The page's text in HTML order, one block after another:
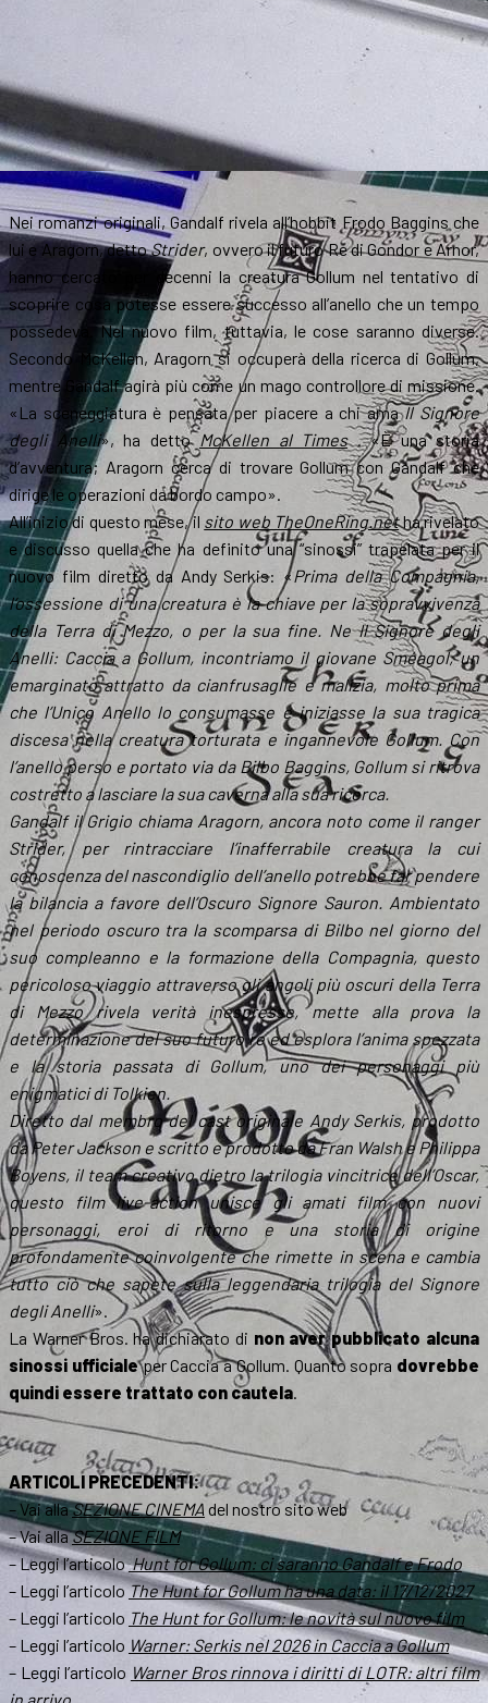
Nei romanzi originali, Gandalf rivela all’hobbit Frodo Baggins che
lui e Aragorn, dettoStrider, ovvero il futuro Re di Gondor e Arnor,
hanno cercato per decenni la creatura Gollum nel tentativo di
scoprire cosa potesse essere successo all’anello che un tempo
possedeva. Nel nuovo film, tuttavia, le cose saranno diverse.
Secondo McKellen, Aragorn si occuperà della ricerca di Gollum,
mentre Gandalf agirà più come un mago controllore di missione.
«La sceneggiatura è pensata per piacere a chi amaIl Signore
degli Anelli», ha dettoMcKellen al Times. «È una storia
d’avventura; Aragorn cerca di trovare Gollum con Gandalf che
dirige le operazioni da bordo campo».
All’inizio di questo mese, il sito web TheOneRing.netha rivelato
e discusso quella che ha definito una “sinossi” trapelata per il
nuovo film diretto da Andy Serkis: «Prima della Compagnia,
l’ossessione di una creatura è la chiave per la sopravvivenza
della Terra di Mezzo, o per la sua fine. Ne Il Signore degli
Anelli: Caccia a Gollum, incontriamo il giovane Sméagol,un
emarginato attratto da cianfrusaglie e malizia, molto prima
che l’Unico Anello lo consumasse e iniziasse la sua tragica
discesa nella creatura torturata e ingannevole Gollum. Con
l’anello perso e portato via da Bilbo Baggins, Gollum si ritrova
costretto a lasciare la sua caverna alla sua ricerca.
Gandalf il Grigio chiama Aragorn, ancora noto come il ranger
Strider, per rintracciare l’inafferrabile creatura la cui
conoscenza del nascondiglio dell’anello potrebbe far pendere
la bilancia a favore dell’Oscuro Signore Sauron. Ambientato
nel periodo oscuro tra la scomparsa di Bilbo nel giorno del
suo compleanno e la formazione della Compagnia, questo
pericoloso viaggio attraverso gli angoli più oscuri della Terra
di Mezzo rivela verità inespresse, mette alla prova la
determinazione del suo futuro re ed esplora l’anima spezzata
e la storia passata di Gollum, uno dei personaggi più
enigmatici di Tolkien.
Diretto dal membro del cast originale Andy Serkis, prodotto
da Peter Jackson e scritto e prodotto da Fran Walsh e Philippa
Boyens, il team creativo dietro la trilogia vincitrice dell’Oscar,
questo film live-action unisce gli amati film con nuovi
personaggi, eroi di ritorno e una storia di origine
profondamente coinvolgente che rimette in scena e cambia
tutto ciò che sapete sulla leggendaria trilogia del Signore
degli Anelli».
La Warner Bros. ha dichiarato di non aver pubblicato alcuna
sinossi ufficialeper Caccia a Gollum. Quanto sopra dovrebbe
quindi essere trattato con cautela.
ARTICOLI PRECEDENTI:
– Vai allaSEZIONE CINEMA del nostro sito web
– Vai allaSEZIONE FILM
– Leggi l’articoloHunt for Gollum: ci saranno Gandalf e Frodo
– Leggi l’articoloThe Hunt for Gollum ha una data: il 17/12/2027
– Leggi l’articolo The Hunt for Gollum: le novità sul nuovo film
– Leggi l’articolo Warner: Serkis nel 2026 in Caccia a Gollum
– Leggi l’articolo Warner Bros rinnova i diritti di LOTR: altri film